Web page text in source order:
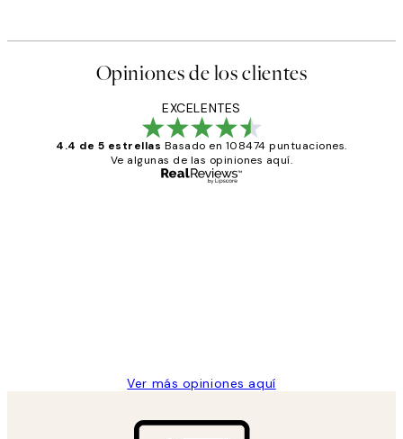
Opiniones de los clientes
EXCELENTES
4.4 de 5 estrellas Basado en 108474 puntuaciones.
Ve algunas de las opiniones aquí.
Ver más opiniones aquí